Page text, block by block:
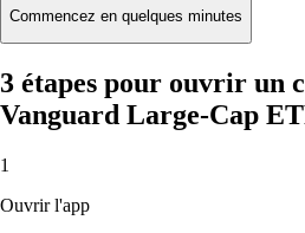
Commencez en quelques minutes
3 étapes pour ouvrir un
Vanguard Large-Cap
1
Ouvrir l'app